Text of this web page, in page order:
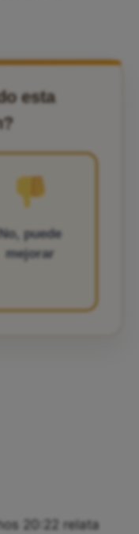
esta
No, puede
mejorar
20:22 relata